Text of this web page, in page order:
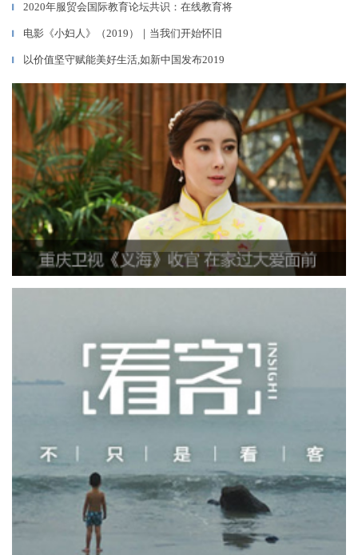
▎ 2020年服贸会国际教育论坛共识：在线教育将
▎ 电影《小妇人》（2019）｜当我们开始怀旧
▎ 以价值坚守赋能美好生活,如新中国发布2019